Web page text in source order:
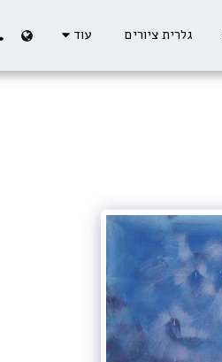
גלרית ציורים עוד